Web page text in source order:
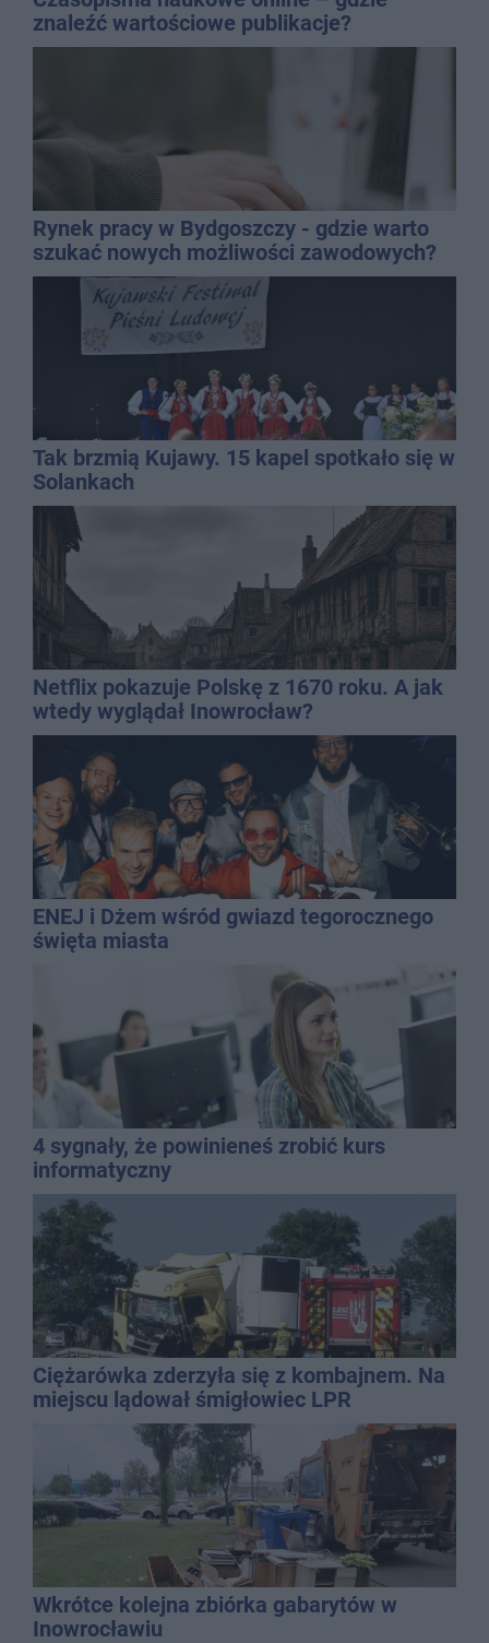
znaleźć wartościowe publikacje?
Rynek pracy w Bydgoszczy - gdzie warto
szukać nowych możliwości zawodowych?
Tak brzmią Kujawy. 15 kapel spotkało się w
Solankach
Netflix pokazuje Polskę z 1670 roku. A jak
wtedy wyglądał Inowrocław?
ENEJ i Dżem wśród gwiazd tegorocznego
święta miasta
4 sygnały, że powinieneś zrobić kurs
informatyczny
Ciężarówka zderzyła się z kombajnem. Na
miejscu lądował śmigłowiec LPR
Wkrótce kolejna zbiórka gabarytów w
Inowrocławiu